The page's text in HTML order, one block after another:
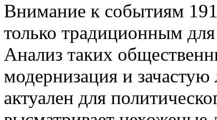
Внимание к событиям
только традиционным
Анализ таких
модернизация и
актуален для